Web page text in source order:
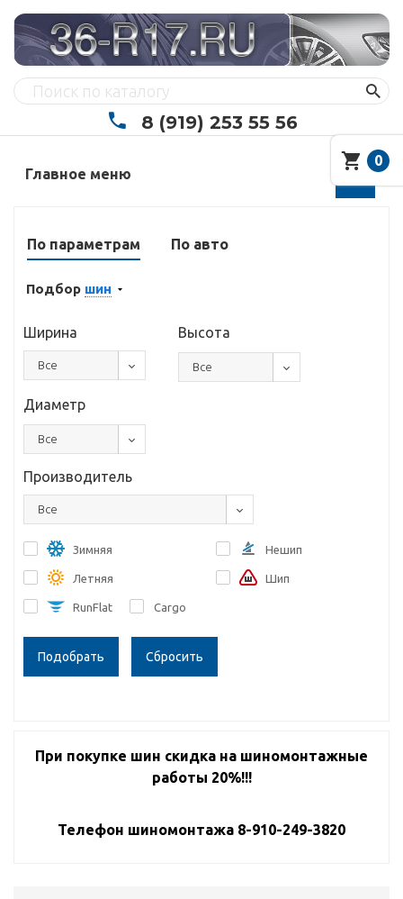
8 (919) 253 55 56
Главное меню
По параметрам По авто
Подбор шин
Ширина
Все
Высота
Все
Диаметр
Все
Производитель
Все
Зимняя
Летняя
RunFlat Cargo
Нешип
Шип
Сбросить
При покупке шин скидка на шиномонтажные
работы 20%!!!
Телефон шиномонтажа 8-910-249-3820
0